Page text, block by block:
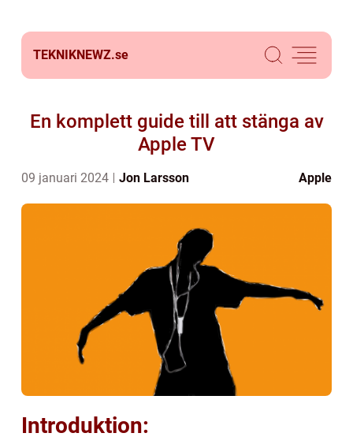
TEKNIKNEWZ.se
En komplett guide till att stänga av
Apple TV
09 januari 2024 Jon Larsson Apple
Introduktion: